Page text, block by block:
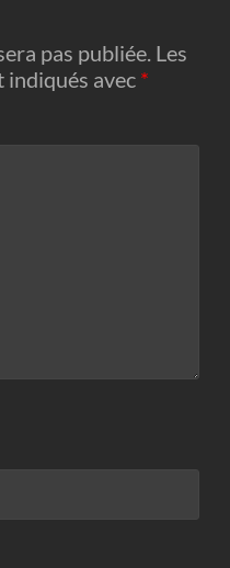
pas publiée. Les
indiqués avec *